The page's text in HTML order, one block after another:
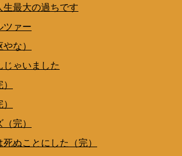
生最大の過ちです
ツァー
な）
じゃいました
完）
死ぬことにした（完）